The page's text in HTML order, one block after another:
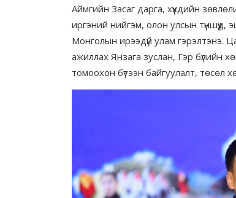
Аймгийн Засаг дарга, хүүхдийн
иргэний нийгэм, олон улсын
Монголын ирээдүй улам гэрэлтэнэ.
ажиллах Янзага зуслан, Гэр бүлийн
томоохон бүтээн байгуулалт, төсөл